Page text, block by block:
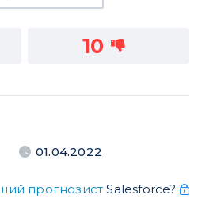
10
01.04.2022
прогнозист Salesforce?